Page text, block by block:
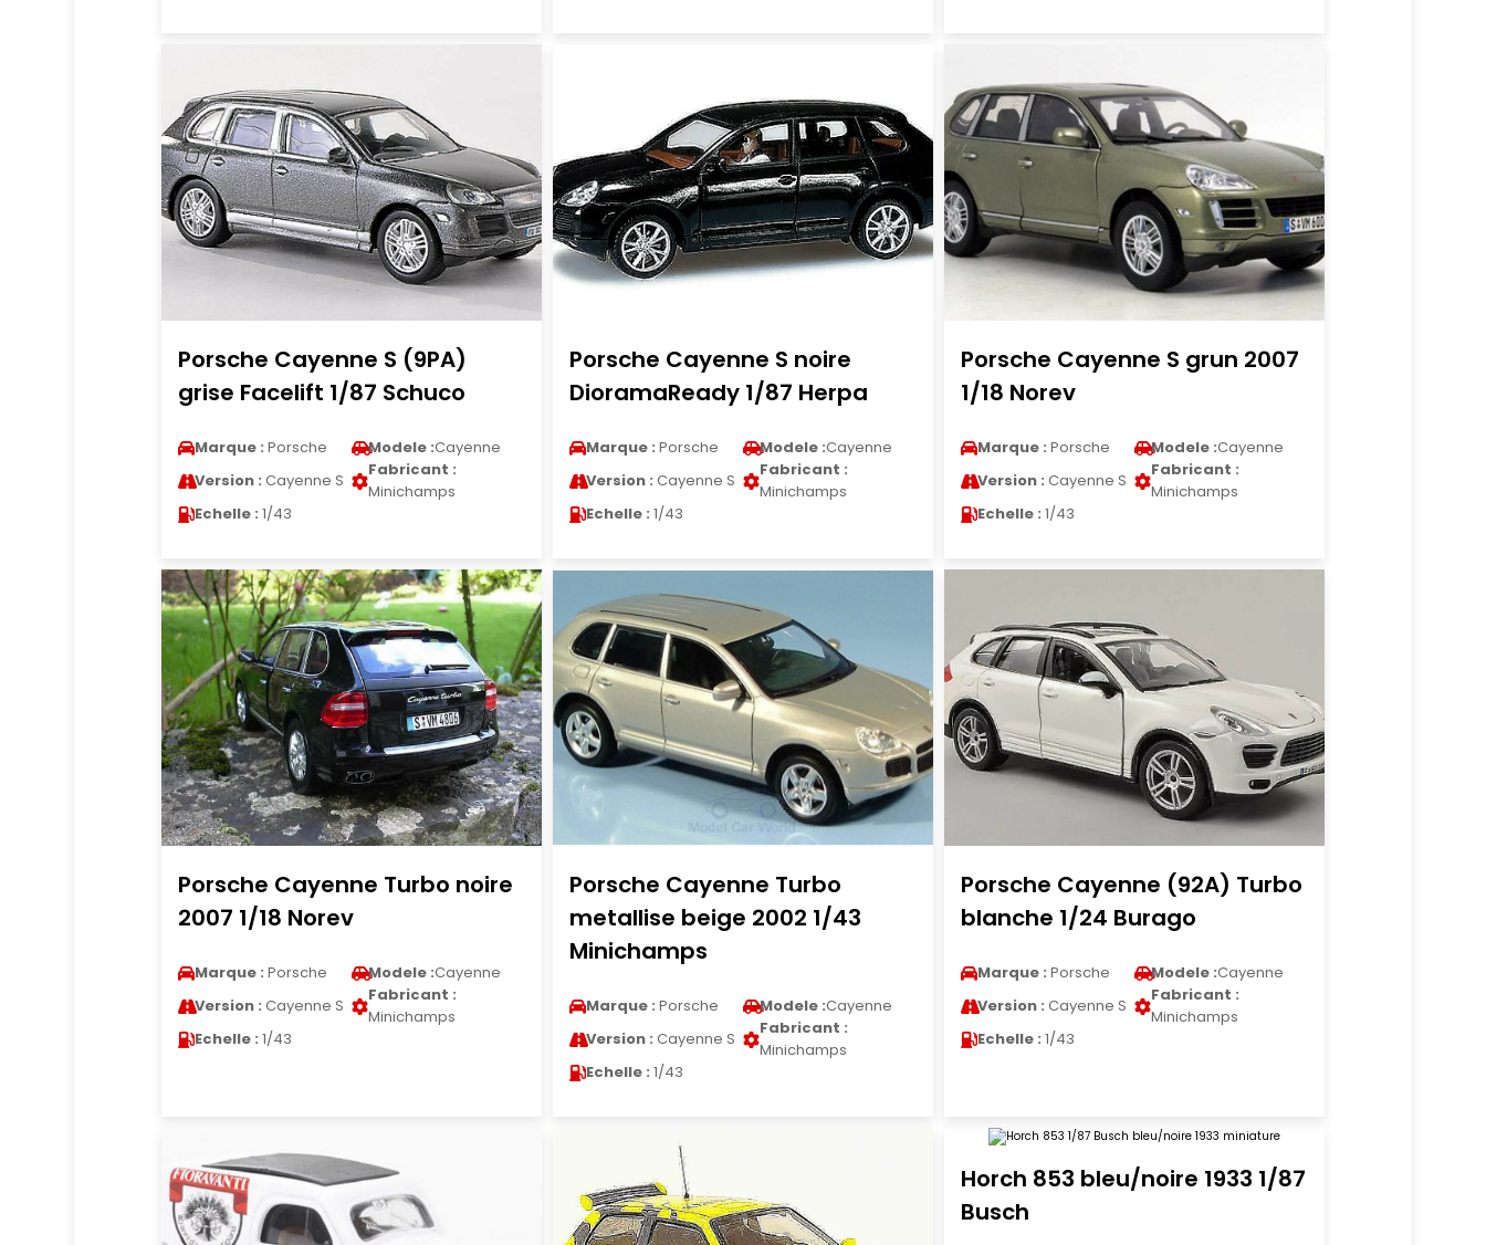
Porsche Cayenne S (9PA)
grise Facelift 1/87 Schuco
Marque : Porsche Modele :Cayenne
Version : Cayenne S
Fabricant :
Minichamps
Echelle : 1/43
Porsche Cayenne S noire
DioramaReady 1/87 Herpa
Marque : Porsche Modele :Cayenne
Version : Cayenne S
Fabricant :
Minichamps
Echelle : 1/43
Porsche Cayenne S grun 2007
1/18 Norev
Marque : Porsche Modele :Cayenne
Version : Cayenne S
Fabricant :
Minichamps
Echelle : 1/43
Porsche Cayenne Turbo noire
2007 1/18 Norev
Marque : Porsche Modele :Cayenne
Version : Cayenne S
Fabricant :
Minichamps
Echelle : 1/43
Porsche Cayenne Turbo
metallise beige 2002 1/43
Minichamps
Marque : Porsche Modele :Cayenne
Version : Cayenne S
Fabricant :
Minichamps
Echelle : 1/43
Porsche Cayenne (92A) Turbo
blanche 1/24 Burago
Marque : Porsche Modele :Cayenne
Version : Cayenne S
Fabricant :
Minichamps
Echelle : 1/43
Horch 853 bleu/noire 1933 1/87
Busch